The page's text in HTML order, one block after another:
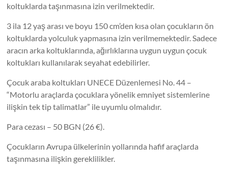
koltuklarda taşınmasına izin verilmektedir.
3 ila 12 yaş arası ve boyu 150 cm’den kısa olan çocukların ön
koltuklarda yolculuk yapmasına izin verilmemektedir. Sadece
aracın arka koltuklarında, ağırlıklarına uygun uygun çocuk
koltukları kullanılarak seyahat edebilirler.
Çocuk araba koltukları UNECE Düzenlemesi No. 44 –
“Motorlu araçlarda çocuklara yönelik emniyet sistemlerine
ilişkin tek tip talimatlar” ile uyumlu olmalıdır.
Para cezası – 50 BGN (26 €).
Çocukların Avrupa ülkelerinin yollarında hafif araçlarda
taşınmasına ilişkin gereklilikler.